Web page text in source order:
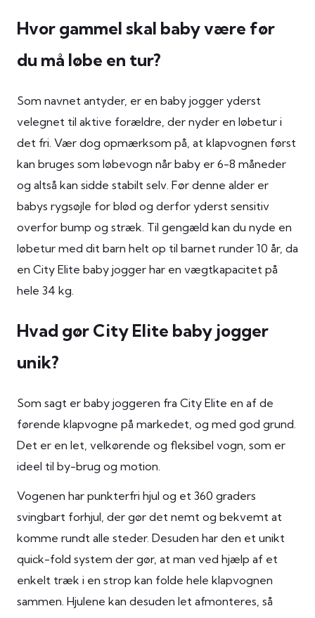
Hvor gammel skal baby være før
du må løbe en tur?
Som navnet antyder, er en baby jogger yderst
velegnet til aktive forældre, der nyder en løbetur i
det fri. Vær dog opmærksom på, at klapvognen først
kan bruges som løbevogn når baby er 6-8 måneder
og altså kan sidde stabilt selv. Før denne alder er
babys rygsøjle for blød og derfor yderst sensitiv
overfor bump og stræk. Til gengæld kan du nyde en
løbetur med dit barn helt op til barnet runder 10 år, da
en City Elite baby jogger har en vægtkapacitet på
hele 34 kg.
Hvad gør City Elite baby jogger
unik?
Som sagt er baby joggeren fra City Elite en af de
førende klapvogne på markedet, og med god grund.
Det er en let, velkørende og fleksibel vogn, som er
ideel til by-brug og motion.
Vogenen har punkterfri hjul og et 360 graders
svingbart forhjul, der gør det nemt og bekvemt at
komme rundt alle steder. Desuden har den et unikt
quick-fold system der gør, at man ved hjælp af et
enkelt træk i en strop kan folde hele klapvognen
sammen. Hjulene kan desuden let afmonteres, så